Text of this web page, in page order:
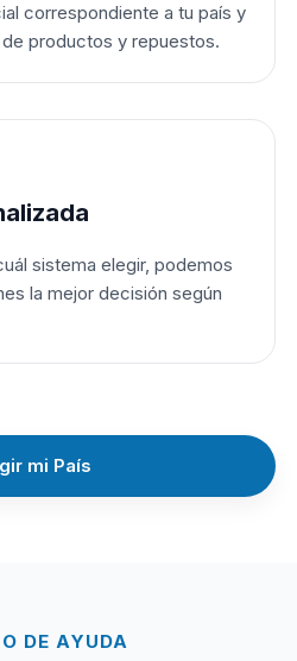
correspondiente a tu país y
productos y repuestos.
sistema elegir, podemos
la mejor decisión según
mi País
DE AYUDA